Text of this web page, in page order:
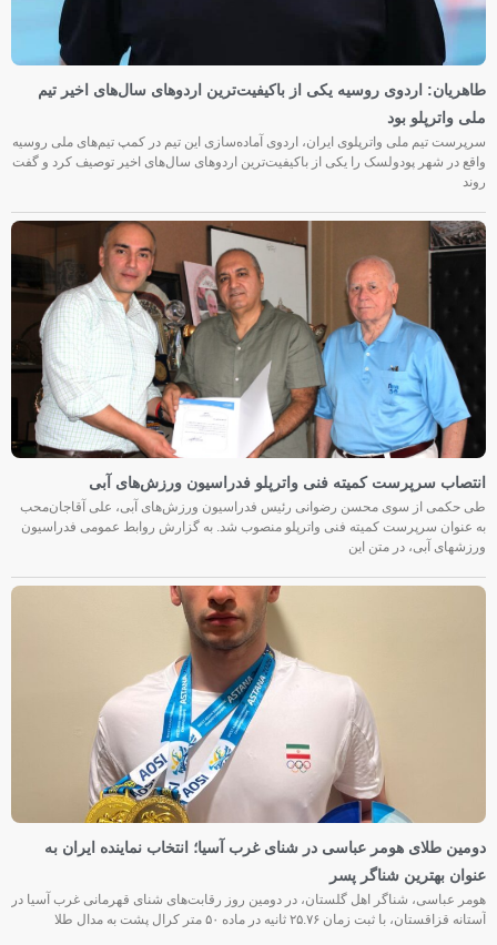
طاهریان: اردوی روسیه یکی از باکیفیت‌ترین اردوهای سال‌های اخیر تیم
ملی واترپلو بود
سرپرست تیم ملی واترپلوی ایران، اردوی آماده‌سازی این تیم در کمپ تیم‌های ملی روسیه
واقع در شهر پودولسک را یکی از باکیفیت‌ترین اردوهای سال‌های اخیر توصیف کرد و گفت
روند
انتصاب سرپرست کمیته فنی واترپلو فدراسیون ورزش‌های آبی
طی حکمی از سوی محسن رضوانی رئیس فدراسیون ورزش‌های آبی، علی آقاجان‌محب
به عنوان سرپرست کمیته فنی واترپلو منصوب شد. به گزارش روابط عمومی فدراسیون
ورزشهای آبی، در متن این
دومین طلای هومر عباسی در شنای غرب آسیا؛ انتخاب نماینده ایران به
عنوان بهترین شناگر پسر
هومر عباسی، شناگر اهل گلستان، در دومین روز رقابت‌های شنای قهرمانی غرب آسیا در
آستانه قزاقستان، با ثبت زمان ۲۵.۷۶ ثانیه در ماده ۵۰ متر کرال پشت به مدال طلا